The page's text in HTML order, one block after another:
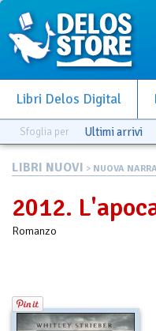
Libri Delos Digital
Sfoglia per Ultimi arrivi
LIBRI NUOVI > NUOVA
2012.
Romanzo